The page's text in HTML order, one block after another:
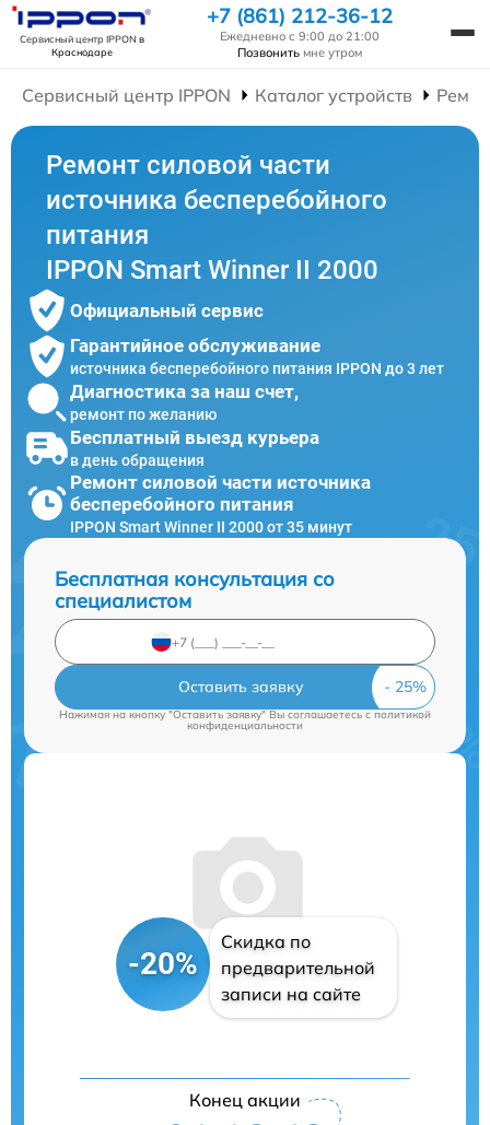
Сервисный центр IPPON в
Краснодаре
+7 (861) 212-36-12
Ежедневно с 9:00 до 21:00
Позвонить мне утром
Сервисный центр IPPON Каталог устройств
Ремонт силовой части
источника бесперебойного
питания
IPPON Smart Winner II 2000
Официальный сервис
Гарантийное обслуживание
источника бесперебойного питания IPPON до 3 лет
Диагностика за наш счет,
ремонт по желанию
Бесплатный выезд курьера
в день обращения
Ремонт силовой части источника
бесперебойного питания
IPPON Smart Winner II 2000 от 35 минут
Бесплатная консультация со
специалистом
Оставить заявку
Нажимая на кнопку "Оставить заявку" Вы соглашаетесь cполитикой
конфиденциальности
-20%
Скидка по
предварительной
записи на сайте
Конец акции